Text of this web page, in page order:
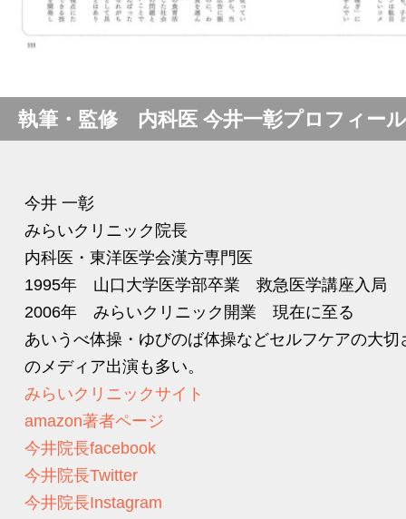
執筆・監修 内科医 今井一彰プロフィール
今井 一彰
みらいクリニック院長
内科医・東洋医学会漢方専門医
1995年 山口大学医学部卒業 救急医学講座入局
2006年 みらいクリニック開業 現在に至る
あいうべ体操・ゆびのば体操などセルフケアの大
のメディア出演も多い。
みらいクリニックサイト
amazon著者ページ
今井院長facebook
今井院長Twitter
今井院長Instagram